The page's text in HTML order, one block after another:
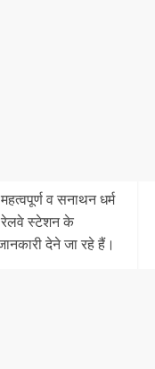
व सनाथन धर्म
रेलवे स्टेशन के
देने जा रहे हैं।